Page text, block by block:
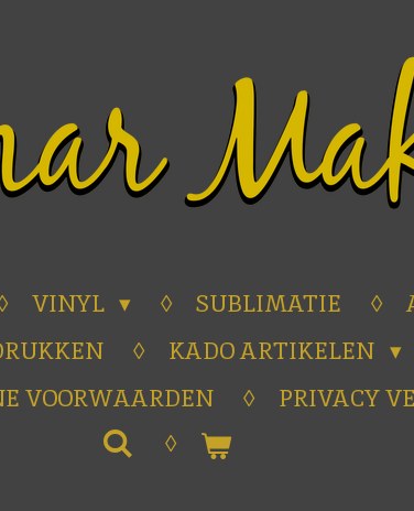
VINYL SUBLIMATIE
KADO ARTIKELEN
VOORWAARDEN PRIVACY